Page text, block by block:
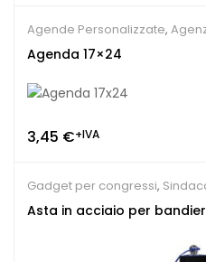
Agende Personalizzate,
Agenda 17×24
3,45 €+IVA
Gadget per congressi,
Asta in acciaio per